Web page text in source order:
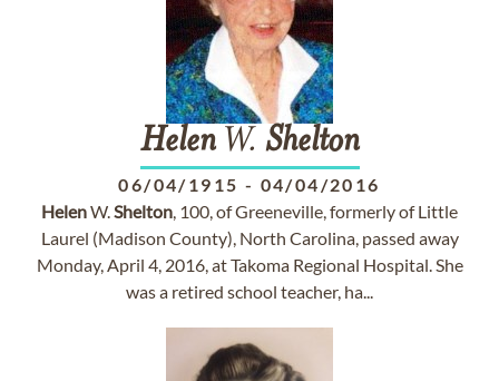
HelenW. Shelton
06/04/1915 - 04/04/2016
HelenW.Shelton, 100, of Greeneville, formerly of Little
Laurel (Madison County), North Carolina, passed away
Monday, April 4, 2016, at Takoma Regional Hospital. She
was a retired school teacher, ha...